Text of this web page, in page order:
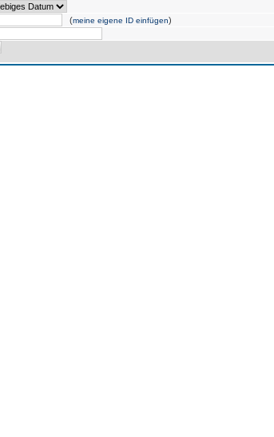
(meine eigene ID einfügen)